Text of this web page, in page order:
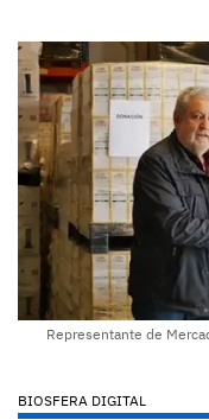
Representante de
BIOSFERA DIGITAL